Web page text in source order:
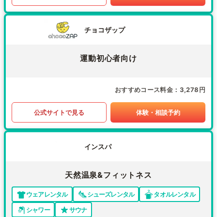
チョコザップ
運動初心者向け
おすすめコース料金 3,278円
公式サイトで見る 体験・相談予約
インスパ
天然温泉&フィットネス
ウェアレンタル シューズレンタル
タオルレンタル
シャワー
サウナ